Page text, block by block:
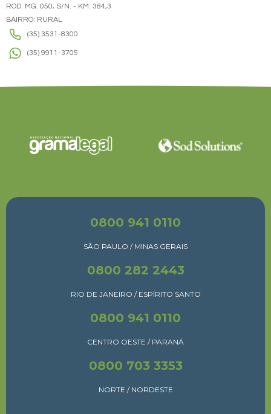
ROD. MG. 050, S/N. - KM. 384,3
BAIRRO: RURAL
(35) 3531-8300
(35) 9911-3705
0800 941 0110
SÃO PAULO / MINAS GERAIS
0800 282 2443
RIO DE JANEIRO / ESPÍRITO SANTO
0800 941 0110
CENTRO OESTE / PARANÁ
0800 703 3353
NORTE / NORDESTE